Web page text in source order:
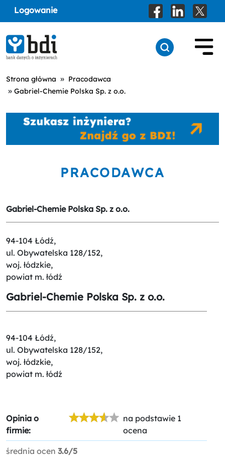
Logowanie
Strona główna » Pracodawca
» Gabriel-Chemie Polska Sp. z o.o.
PRACODAWCA
Gabriel-Chemie Polska Sp. z o.o.
94-104 Łódź,
ul. Obywatelska 128/152,
woj. łódzkie,
powiat m. łódź
Gabriel-Chemie Polska Sp. z o.o.
94-104 Łódź,
ul. Obywatelska 128/152,
woj. łódzkie,
powiat m. łódź
Opinia o
firmie:
na podstawie 1
ocena
średnia ocen 3.6/5